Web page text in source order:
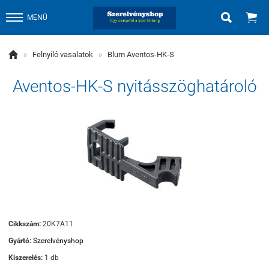
MENÜ  
 » Felnyíló vasalatok » Blum Aventos-HK-S
Aventos-HK-S nyitásszöghatároló
Cikkszám: 20K7A11
Gyártó: Szerelvényshop
Kiszerelés: 1 db